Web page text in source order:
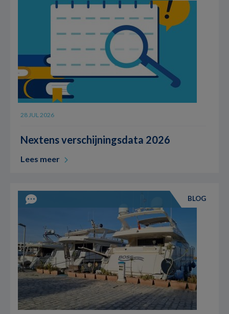
28 JUL 2026
Nextens verschijningsdata 2026
Lees meer
BLOG